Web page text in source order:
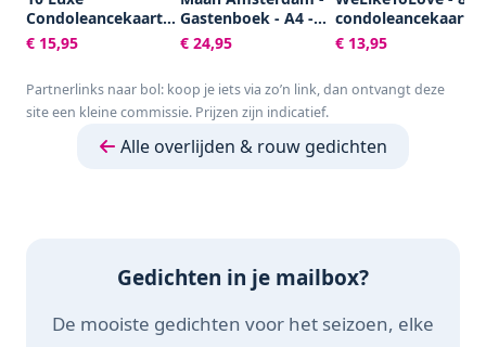
Condoleancekaarten
met Enveloppen -
Rouwkaarten -
A6 - Blanco - Aardse
Kleuren
€ 15,95
Gastenboek - A4 -
100 blanco pagina's
- Neutraal - Voor
afscheid, uitvaart,
condoleance of
€ 24,95
- Rouwkaarten -
condoleance
envelop - Sterkte &
€ 13,95
Partnerlinks naar bol: koop je iets via zo’n link, dan ontvangt deze
site een kleine commissie. Prijzen zijn indicatief.
Alle overlijden & rouw gedichten
Gedichten in je mailbox?
De mooiste gedichten voor het seizoen, elke